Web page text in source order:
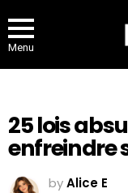
Menu
25 lois
enfreindre
byAlice E